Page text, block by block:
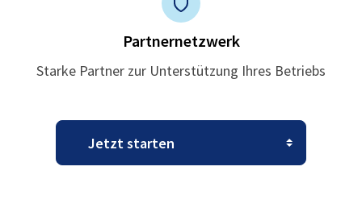
Partnernetzwerk
Starke Partner zur Unterstützung Ihres Betriebs